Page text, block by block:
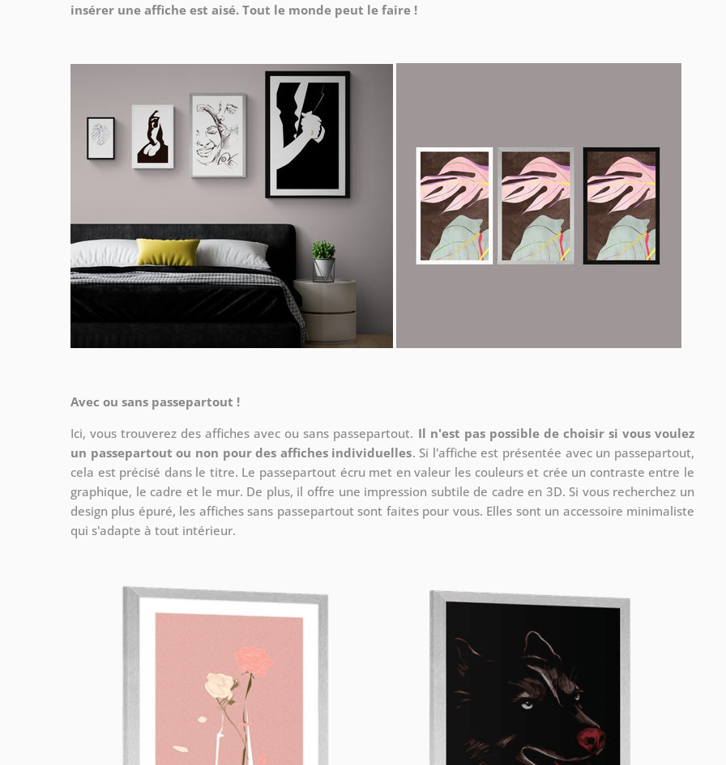
insérer une affiche est aisé. Tout le monde peut le faire !
Avec ou sans passepartout !
Ici, vous trouverez des affiches avec ou sans passepartout. Il n'est pas possible de choisir si vous voulez
un passepartout ou non pour des affiches individuelles. Si l'affiche est présentée avec un passepartout,
cela est précisé dans le titre. Le passepartout écru met en valeur les couleurs et crée un contraste entre le
graphique, le cadre et le mur. De plus, il offre une impression subtile de cadre en 3D. Si vous recherchez un
design plus épuré, les affiches sans passepartout sont faites pour vous. Elles sont un accessoire minimaliste
qui s'adapte à tout intérieur.